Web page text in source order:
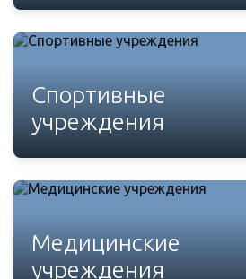
Спортивные
учреждения
Медицинские
учреждения